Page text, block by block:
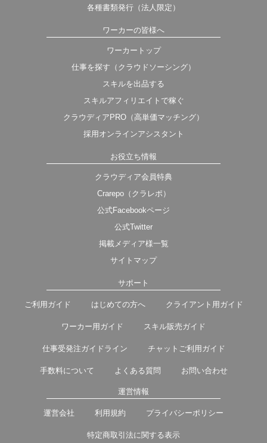
各種書類発行（法人限定）
ワーカーの皆様へ
ワーカートップ
仕事を探す（クラウドソーシング）
スキルを出品する
スキルアフィリエイトで稼ぐ
クラウディアPRO（高単価マッチング）
採用オンラインアシスタント
お役立ち情報
クラウディア会員特典
Crarepo（クラレポ）
公式Facebookページ
公式Twitter
掲載メディア様一覧
サイトマップ
サポート
ご利用ガイド はじめての方へ クライアント用ガイド
ワーカー用ガイド スキル販売ガイド
仕事受発注ガイドライン チャットご利用ガイド
手数料について よくある質問 お問い合わせ
運営情報
運営会社 利用規約 プライバシーポリシー
特定商取引法に関する表示